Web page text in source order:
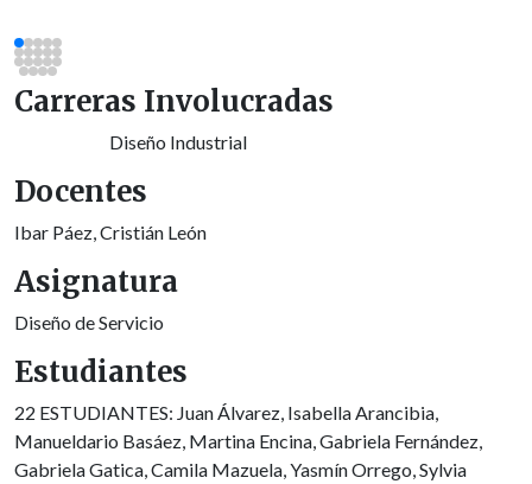
Carreras Involucradas
Diseño Industrial
Docentes
Ibar Páez, Cristián León
Asignatura
Diseño de Servicio
Estudiantes
22 ESTUDIANTES: Juan Álvarez, Isabella Arancibia,
Manueldario Basáez, Martina Encina, Gabriela Fernández,
Gabriela Gatica, Camila Mazuela, Yasmín Orrego, Sylvia